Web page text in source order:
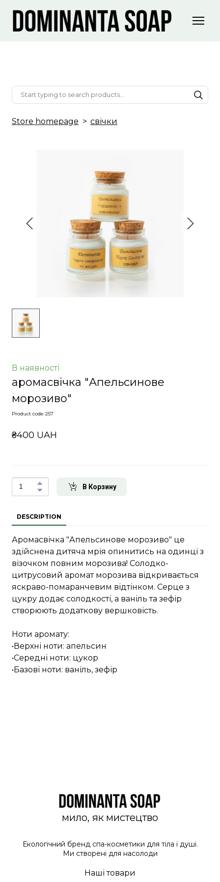
Store homepage свічки
В наявності
аромасвічка "Апельсинове
морозиво"
Product code 257
₴400 UAH
В Корзину
DESCRIPTION
Аромасвічка "Апельсинове морозиво" це
здійснена дитяча мрія опинитись на одинці з
візочком повним морозива! Солодко-
цитрусовий аромат морозива відкривається
яскраво-помаранчевим відтінком. Серце з
цукру додає солодкості, а ваніль та зефір
створюють додаткову вершковість.
Ноти аромату:
•Верхні ноти: апельсин
•Середні ноти: цукор
•Базові ноти: ваніль, зефір
мило, як мистецтво
Екологічний бренд спа-косметики для тіла і душі.
Ми створені для насолоди
Наші товари